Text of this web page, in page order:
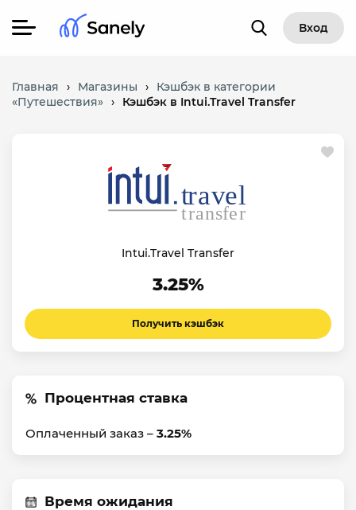
Вход
Главная › Магазины ›
Кэшбэк в категории
«Путешествия» › Кэшбэк в Intui.Travel Transfer
Intui.Travel Transfer
3.25%
Получить кэшбэк
Процентная ставка
Оплаченный заказ – 3.25%
Время ожидания